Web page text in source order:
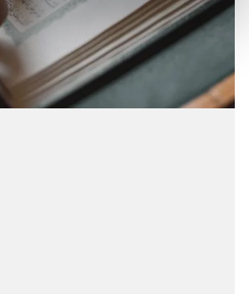
hatırlatmak isteriz.
bu çerezlere izin vermedikleri
hedefli reklamlar